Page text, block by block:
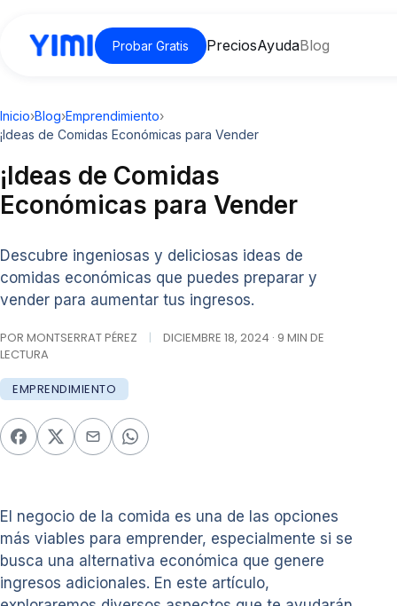
Probar Gratis PreciosAyudaBlog
Inicio›Blog›Emprendimiento›
¡Ideas de Comidas Económicas para Vender
¡Ideas de Comidas
Económicas para Vender
Descubre ingeniosas y deliciosas ideas de
comidas económicas que puedes preparar y
vender para aumentar tus ingresos.
POR MONTSERRAT PÉREZ |
DICIEMBRE 18, 2024 · 9 MIN DE
LECTURA
EMPRENDIMIENTO
El negocio de la comida es una de las opciones
más viables para emprender, especialmente si se
busca una alternativa económica que genere
ingresos adicionales. En este artículo,